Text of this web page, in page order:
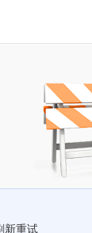
新重试